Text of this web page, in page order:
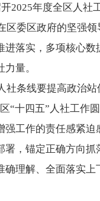
2025年度全区人
区委区政府的坚强
进落实，多项核心
量。
社条线要提高政治
“十四五”人社工作
强工作的责任感紧迫
署，锚定正确方向
确理解、全面落实